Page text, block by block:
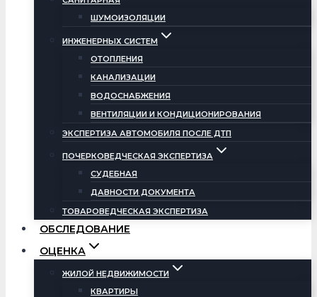
ШУМОИЗОЛЯЦИИ
ИНЖЕНЕРНЫХ СИСТЕМ
ОТОПЛЕНИЯ
КАНАЛИЗАЦИИ
ВОДОСНАБЖЕНИЯ
ВЕНТИЛЯЦИИ И КОНДИЦИОНИРОВАНИЯ
ЭКСПЕРТИЗА АВТОМОБИЛЯ ПОСЛЕ ДТП
ПОЧЕРКОВЕДЧЕСКАЯ ЭКСПЕРТИЗА
СУДЕБНАЯ
ДАВНОСТИ ДОКУМЕНТА
ТОВАРОВЕДЧЕСКАЯ ЭКСПЕРТИЗА
ОБСЛЕДОВАНИЕ
ОЦЕНКА
ЖИЛОЙ НЕДВИЖИМОСТИ
КВАРТИРЫ